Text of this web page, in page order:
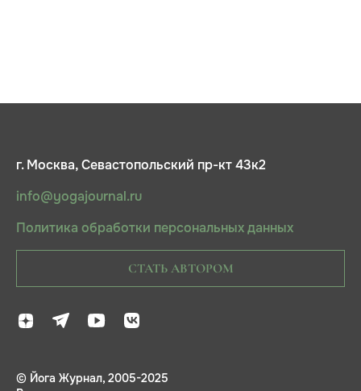
г. Москва, Севастопольский пр-кт 43к2
info@yogajournal.ru
Политика обработки персональных данных
СТАТЬ АВТОРОМ
© Йога Журнал, 2005-2025